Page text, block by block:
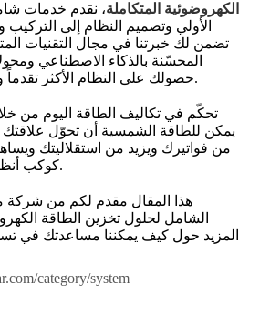
الكهروضوئية المتكاملة، نقدم خدمات
الأولي وتصميم النظام إلى التركيب
تضمن لك خبرتنا في مجال التقنيات
المحسّنة بالذكاء الاصطناعي
حصولك على النظام الأكثر تقدماً وكفاءةً المتاح اليوم.
تحكّم في تكاليف الطاقة اليوم من
يمكن للطاقة الشمسية أن تحوّل علاقتك
من فواتيرك ويزيد من استقلاليتك
كوكب أنظف للأجيال القادمة.
هذا المقال مقدم لكم من شركة
الشامل لحلول تخزين الطاقة
المزيد حول كيف يمكننا مساعدتك في
category/system